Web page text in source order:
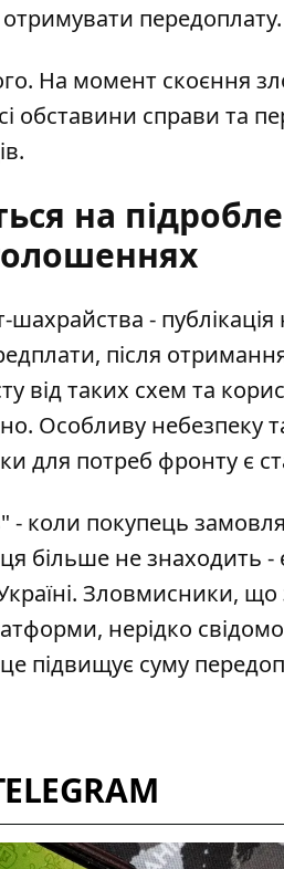
передоплату.
На момент скоєння
обставини справи та
на
-
після
від таких схем та
Особливу небезпеку
для потреб фронту є
- коли покупець
більше не знаходить
Зловмисники, що
нерідко
підвищує суму